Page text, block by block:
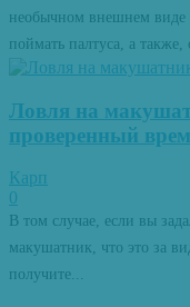
необычном внешнем виде
поймать палтуса, а
Ловля на
проверенный
Карп
0
В том случае, если вы
макушатник, что это за
получите...